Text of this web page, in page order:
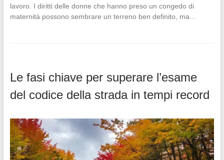
lavoro. I diritti delle donne che hanno preso un congedo di
maternità possono sembrare un terreno ben definito, ma…
Le fasi chiave per superare l’esame
del codice della strada in tempi record